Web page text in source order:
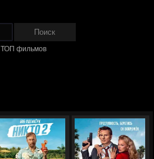
ТОП фильмов